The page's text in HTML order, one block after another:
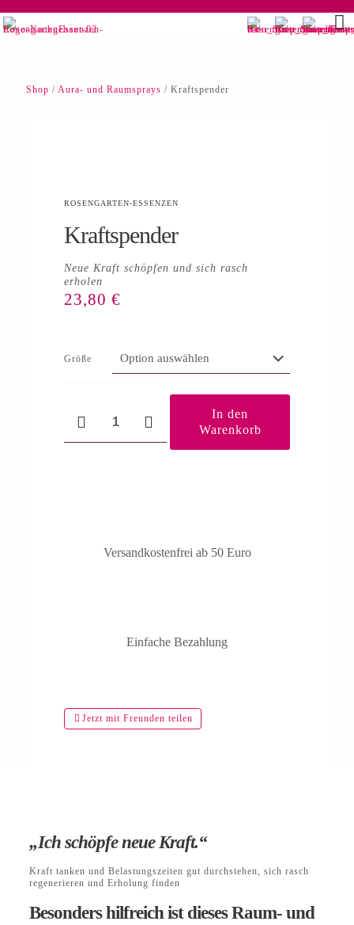
Shop / Aura- und Raumsprays / Kraftspender
ROSENGARTEN-ESSENZEN
Kraftspender
Neue Kraft schöpfen und sich rasch
erholen
23,80 €
Größe
Menge
In den
Warenkorb
Versandkosten­frei ab 50 Euro
Einfache Bezahlung
Jetzt mit Freunden teilen
„Ich schöpfe neue Kraft.“
Kraft tanken und Belastungszeiten gut durchstehen, sich rasch
regenerieren und Erholung finden
Besonders hilfreich ist dieses Raum- und